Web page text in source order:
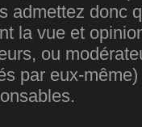
admettez donc
la vue et
ou
par eux-